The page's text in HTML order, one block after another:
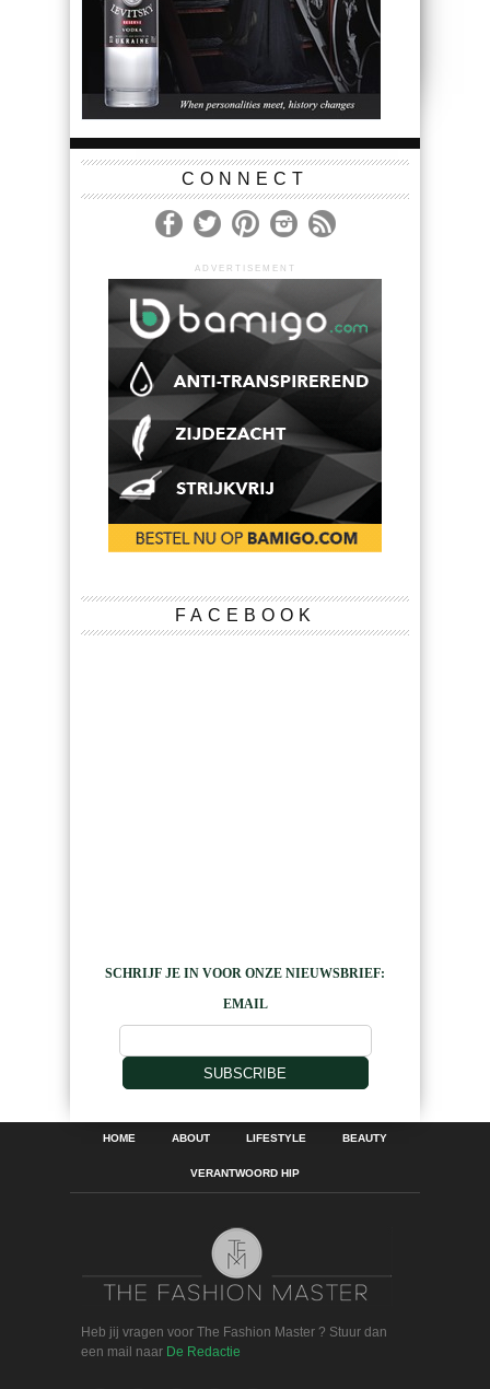
CONNECT
ADVERTISEMENT
FACEBOOK
SCHRIJF JE IN VOOR ONZE NIEUWSBRIEF:
EMAIL
SUBSCRIBE
HOME ABOUT LIFESTYLE BEAUTY
VERANTWOORD HIP
Heb jij vragen voor The Fashion Master ? Stuur dan
een mail naar De Redactie